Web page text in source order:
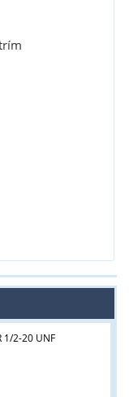
1/2-20 UNF